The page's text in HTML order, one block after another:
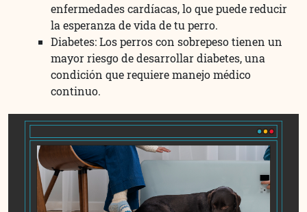
enfermedades cardíacas, lo que puede reducir
la esperanza de vida de tu perro.
Diabetes: Los perros con sobrepeso tienen un
mayor riesgo de desarrollar diabetes, una
condición que requiere manejo médico
continuo.